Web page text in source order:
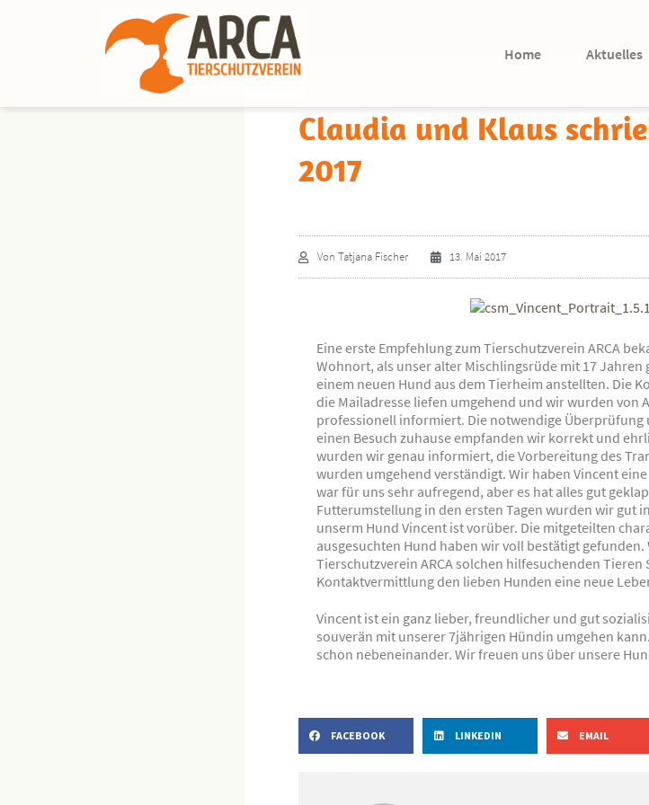
Home Aktuelles
Claudia und Klaus
2017
Von Tatjana Fischer 13. Mai 2017
Eine erste Empfehlung zum Tierschutzverein ARCA
Wohnort, als unser alter Mischlingsrüde mit 17
einem neuen Hund aus dem Tierheim anstellten. Die
die Mailadresse liefen umgehend und wir wurden von
professionell informiert. Die notwendige
einen Besuch zuhause empfanden wir korrekt und
wurden wir genau informiert, die Vorbereitung des
wurden umgehend verständigt. Wir haben Vincent
war für uns sehr aufregend, aber es hat alles gut
Futterumstellung in den ersten Tagen wurden wir gut
unserm Hund Vincent ist vorüber. Die mitgeteilten
ausgesuchten Hund haben wir voll bestätigt
Tierschutzverein ARCA solchen hilfesuchenden
Kontaktvermittlung den lieben Hunden eine neue
Vincent ist ein ganz lieber, freundlicher und gut
souverän mit unserer 7jährigen Hündin umgehen
schon nebeneinander. Wir freuen uns über unsere
FACEBOOK LINKEDIN EMAIL